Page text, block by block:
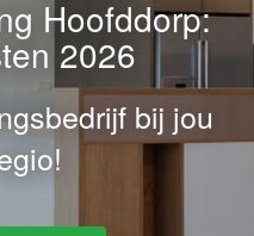
Hoofddorp:
2026
bij jou